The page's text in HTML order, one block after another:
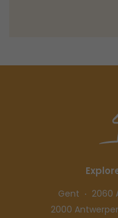
Gent 2060
2000